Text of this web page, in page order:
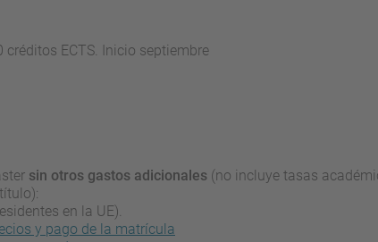
ECTS. Inicio septiembre
sin otros gastos adicionales (no incluye tasas
en la UE).
y pago de la matrícula